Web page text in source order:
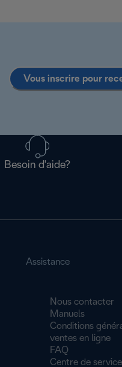
Vous inscrire pour
Besoin d'aide?
Assistance
Nous contacter
Manuels
Conditions
ventes en ligne
FAQ
Centre de